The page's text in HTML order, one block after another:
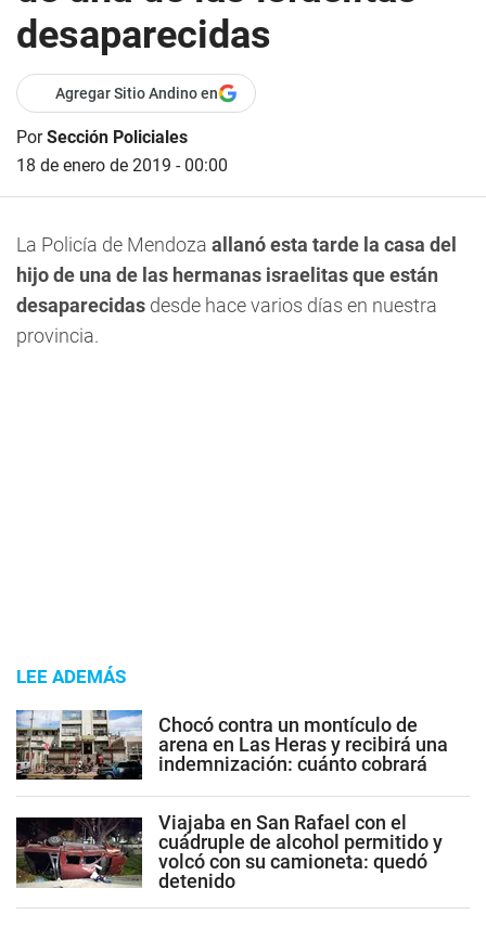
desaparecidas
Agregar Sitio Andino en
PorSección Policiales
18 de enero de 2019 - 00:00
La Policía de Mendoza allanó esta tarde la casa del
hijo de una de las hermanas israelitas que están
desaparecidas desde hace varios días en nuestra
provincia.
LEE ADEMÁS
Chocó contra un montículo de
arena en Las Heras y recibirá una
indemnización: cuánto cobrará
Viajaba en San Rafael con el
cuádruple de alcohol permitido y
volcó con su camioneta: quedó
detenido